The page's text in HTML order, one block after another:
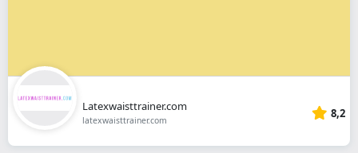
Latexwaisttrainer.com
latexwaisttrainer.com 8,2